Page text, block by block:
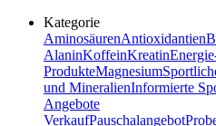
Kategorie
AminosäurenAntioxidantien
AlaninKoffeinKreatin
ProdukteMagnesium
und MineralienInformierte
Angebote
VerkaufPauschalangebot